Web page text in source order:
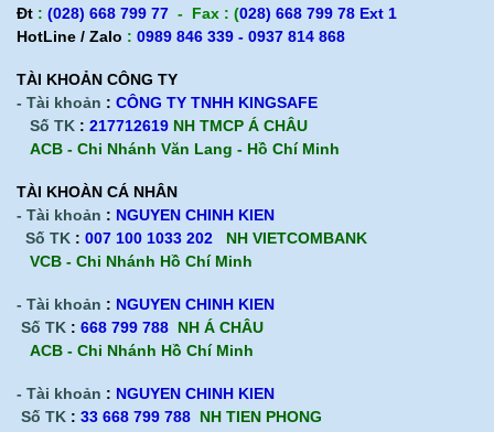
Đt : (028) 668 799 77 - Fax : (028) 668 799 78 Ext 1
HotLine / Zalo : 0989 846 339 - 0937 814 868
TÀI KHOẢN CÔNG TY
- Tài khoản : CÔNG TY TNHH KINGSAFE
Số TK : 217712619 NH TMCP Á CHÂU
ACB - Chi Nhánh Văn Lang - Hồ Chí Minh
TÀI KHOÀN CÁ NHÂN
- Tài khoản : NGUYEN CHINH KIEN
Số TK : 007 100 1033 202
NH VIETCOMBANK
VCB - Chi Nhánh Hồ Chí Minh
- Tài khoản : NGUYEN CHINH KIEN
Số TK : 668 799 788 NH Á CHÂU
ACB - Chi Nhánh Hồ Chí Minh
- Tài khoản : NGUYEN CHINH KIEN
Số TK : 33 668 799 788 NH TIEN PHONG